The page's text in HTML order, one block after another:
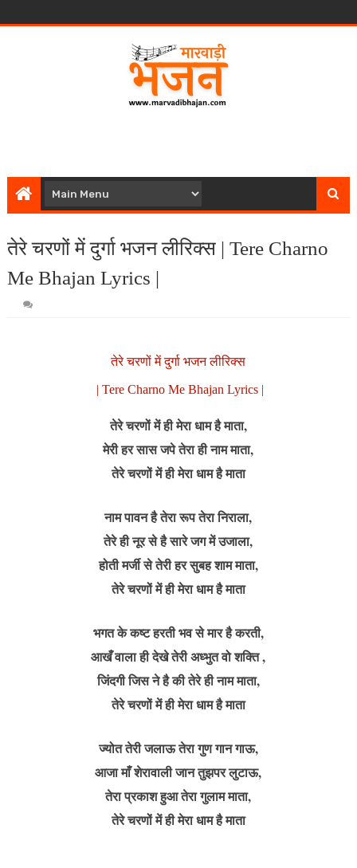
तेरे चरणों में दुर्गा भजन लीरिक्स | Tere Charno
Me Bhajan Lyrics |
तेरे चरणों में दुर्गा भजन लीरिक्स
| Tere Charno Me Bhajan Lyrics |
तेरे चरणों में ही मेरा धाम है माता,
मेरी हर सास जपे तेरा ही नाम माता,
तेरे चरणों में ही मेरा धाम है माता
नाम पावन है तेरा रूप तेरा निराला,
तेरे ही नूर से है सारे जग में उजाला,
होती मर्जी से तेरी हर सुबह शाम माता,
तेरे चरणों में ही मेरा धाम है माता
भगत के कष्ट हरती भव से मार है करती,
आखँ वाला ही देखे तेरी अध्भुत वो शक्ति ,
जिंदगी जिस ने है की तेरे ही नाम माता,
तेरे चरणों में ही मेरा धाम है माता
ज्योत तेरी जलाऊ तेरा गुण गान गाऊ,
आजा माँ शेरावाली जान तुझपर लुटाऊ,
तेरा प्रकाश हुआ तेरा गुलाम माता,
तेरे चरणों में ही मेरा धाम है माता